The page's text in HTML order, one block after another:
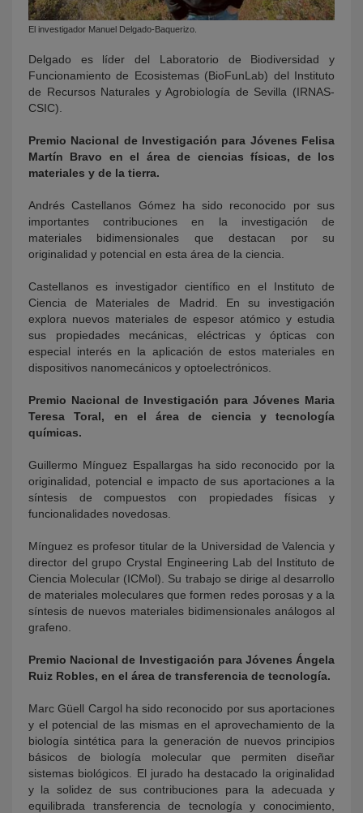
El investigador Manuel Delgado-Baquerizo.
Delgado es líder del Laboratorio de Biodiversidad y
Funcionamiento de Ecosistemas (BioFunLab) del Instituto
de Recursos Naturales y Agrobiología de Sevilla (IRNAS-
CSIC).
Premio Nacional de Investigación para Jóvenes Felisa
Martín Bravo en el área de ciencias físicas, de los
materiales y de la tierra.
Andrés Castellanos Gómez ha sido reconocido por sus
importantes contribuciones en la investigación de
materiales bidimensionales que destacan por su
originalidad y potencial en esta área de la ciencia.
Castellanos es investigador científico en el Instituto de
Ciencia de Materiales de Madrid. En su investigación
explora nuevos materiales de espesor atómico y estudia
sus propiedades mecánicas, eléctricas y ópticas con
especial interés en la aplicación de estos materiales en
dispositivos nanomecánicos y optoelectrónicos.
Premio Nacional de Investigación para Jóvenes Maria
Teresa Toral, en el área de ciencia y tecnología
químicas.
Guillermo Mínguez Espallargas ha sido reconocido por la
originalidad, potencial e impacto de sus aportaciones a la
síntesis de compuestos con propiedades físicas y
funcionalidades novedosas.
Mínguez es profesor titular de la Universidad de Valencia y
director del grupo Crystal Engineering Lab del Instituto de
Ciencia Molecular (ICMol). Su trabajo se dirige al desarrollo
de materiales moleculares que formen redes porosas y a la
síntesis de nuevos materiales bidimensionales análogos al
grafeno.
Premio Nacional de Investigación para Jóvenes Ángela
Ruiz Robles, en el área de transferencia de tecnología.
Marc Güell Cargol ha sido reconocido por sus aportaciones
y el potencial de las mismas en el aprovechamiento de la
biología sintética para la generación de nuevos principios
básicos de biología molecular que permiten diseñar
sistemas biológicos. El jurado ha destacado la originalidad
y la solidez de sus contribuciones para la adecuada y
equilibrada transferencia de tecnología y conocimiento,